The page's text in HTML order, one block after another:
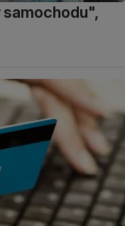
samochodu",